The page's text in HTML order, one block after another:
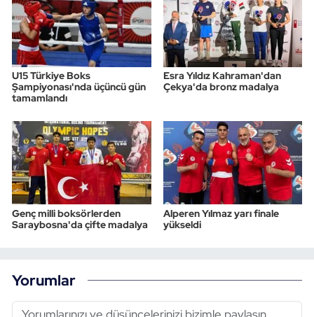
U15 Türkiye Boks
Şampiyonası'nda üçüncü gün
tamamlandı
Esra Yıldız Kahraman'dan
Çekya'da bronz madalya
Genç milli boksörlerden
Saraybosna'da çifte madalya
Alperen Yılmaz yarı finale
yükseldi
Yorumlar